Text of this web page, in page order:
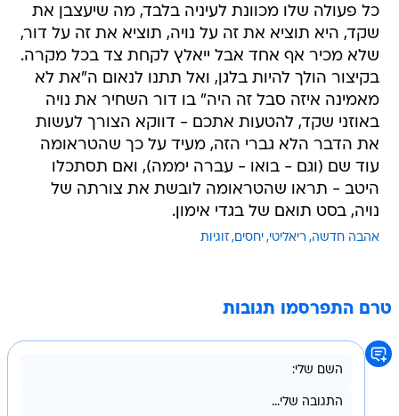
כל פעולה שלו מכוונת לעיניה בלבד, מה שיעצבן את
שקד, היא תוציא את זה על נויה, תוציא את זה על דור,
שלא מכיר אף אחד אבל ייאלץ לקחת צד בכל מקרה.
בקיצור הולך להיות בלגן, ואל תתנו לנאום ה"את לא
מאמינה איזה סבל זה היה" בו דור השחיר את נויה
באוזני שקד, להטעות אתכם - דווקא הצורך לעשות
את הדבר הלא גברי הזה, מעיד על כך שהטראומה
עוד שם (וגם - בואו - עברה יממה), ואם תסתכלו
היטב - תראו שהטראומה לובשת את צורתה של
נויה, בסט תואם של בגדי אימון.
אהבה חדשה ריאליטי יחסים זוגיות
טרם התפרסמו תגובות